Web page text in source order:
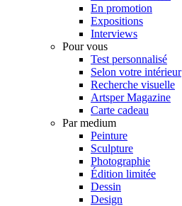
En promotion
Expositions
Interviews
Pour vous
Test personnalisé
Selon votre intérieur
Recherche visuelle
Artsper Magazine
Carte cadeau
Par medium
Peinture
Sculpture
Photographie
Édition limitée
Dessin
Design